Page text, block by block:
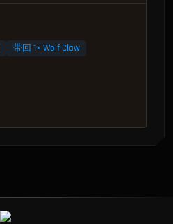
带回 1× Wolf Claw